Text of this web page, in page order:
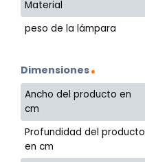
Material
peso de la lámpara
Dimensiones
Ancho del producto en
cm
Profundidad del producto
en cm